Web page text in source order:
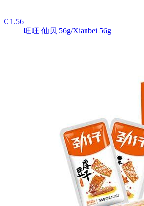
€ 1.56
旺旺 仙贝 56g/Xianbei 56g